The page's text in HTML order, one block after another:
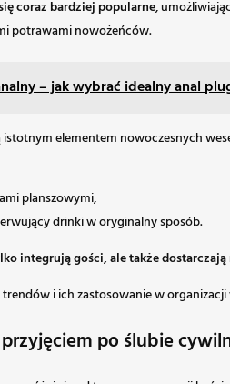
coraz bardziej popularne,
potrawami nowożeńców.
– jak wybrać idealny anal
elementem nowoczesnych
planszowymi,
drinki w oryginalny sposób.
integrują gości, ale także
i ich zastosowanie w
po ślubie